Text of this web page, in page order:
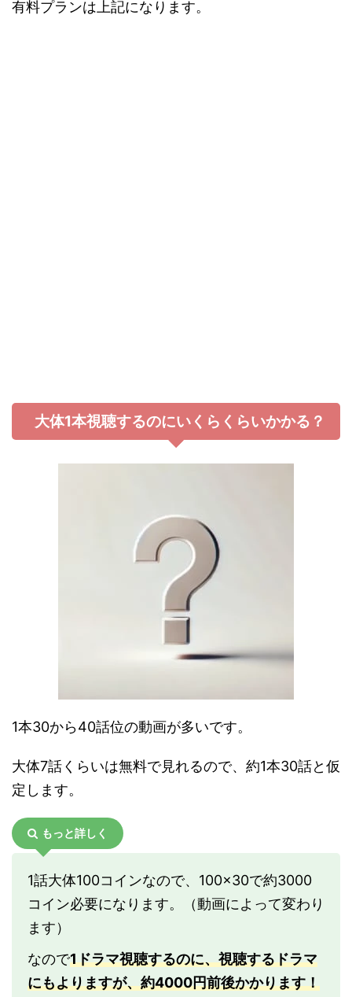
有料プランは上記になります。
大体1本視聴するのにいくらくらいかかる？
1本30から40話位の動画が多いです。
大体7話くらいは無料で見れるので、約1本30話と仮
定します。
もっと詳しく
1話大体100コインなので、100×30で約3000
コイン必要になります。（動画によって変わり
ます）
なので1ドラマ視聴するのに、視聴するドラマ
にもよりますが、約4000円前後かかります！